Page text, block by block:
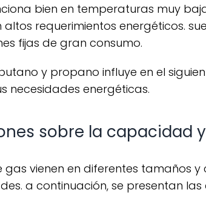
bien en temperaturas muy
altos requerimientos energéticos.
fijas de gran consumo.
necesidades energéticas.
sobre la capacidad
a continuación, se presentan